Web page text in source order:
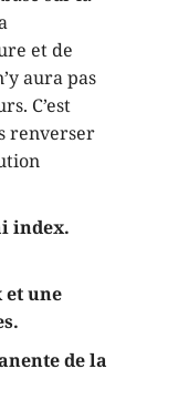
et de
aura pas
C’est
renverser
index.
et une
de la